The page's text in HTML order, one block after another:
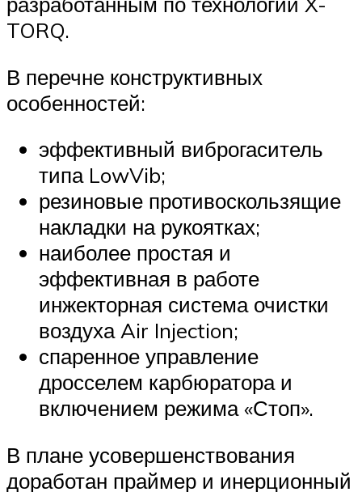
TORQ.
В перечне конструктивных
особенностей:
эффективный виброгаситель
типа LowVib;
резиновые противоскользящие
накладки на рукоятках;
наиболее простая и
эффективная в работе
инжекторная система очистки
воздуха Air Injection;
спаренное управление
дросселем карбюратора и
включением режима «Стоп».
В плане усовершенствования
доработан праймер и инерционный